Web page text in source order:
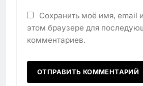
Сохранить моё имя, email
этом браузере для
комментариев.